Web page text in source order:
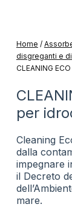
Home /
disgreganti e
CLEANING
per
Cleaning
dalla
impegnare
il Decreto
mare.